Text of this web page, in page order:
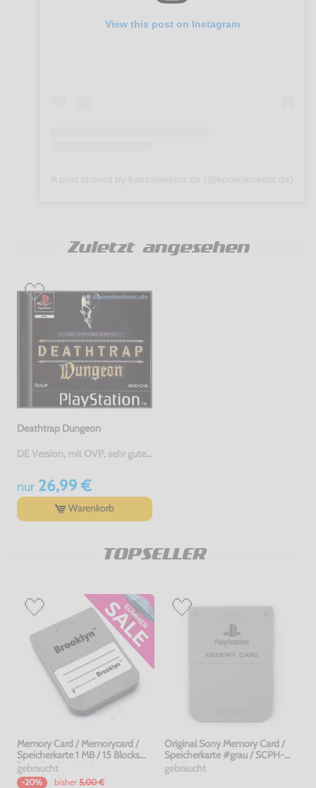
View this post on Instagram
Zuletzt angesehen
Deathtrap Dungeon
DE Version, mit OVP, sehr guter Zustand, gebraucht
nur26,99 €
Warenkorb
TOPSELLER
Memory Card / Memorycard /
Speicherkarte 1 MB / 15 Blocks
[verschiedene Farben &
Hersteller]
gebraucht
-20% bisher 5,00 €
Original Sony Memory Card /
Speicherkarte #grau / SCPH-
1020
gebraucht